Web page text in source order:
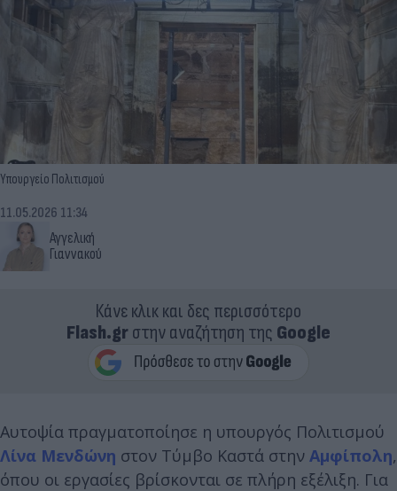
Υπουργείο Πολιτισμού
Αγγελική
Γιαννακού
11.05.2026 11:34
Κάνε κλικ και δες περισσότερο
Flash.grστην αναζήτηση της Google
Αυτοψία πραγματοποίησε η υπουργός Πολιτισμού
Λίνα Μενδώνη στον Τύμβο Καστά στην Αμφίπολη,
όπου οι εργασίες βρίσκονται σε πλήρη εξέλιξη. Για